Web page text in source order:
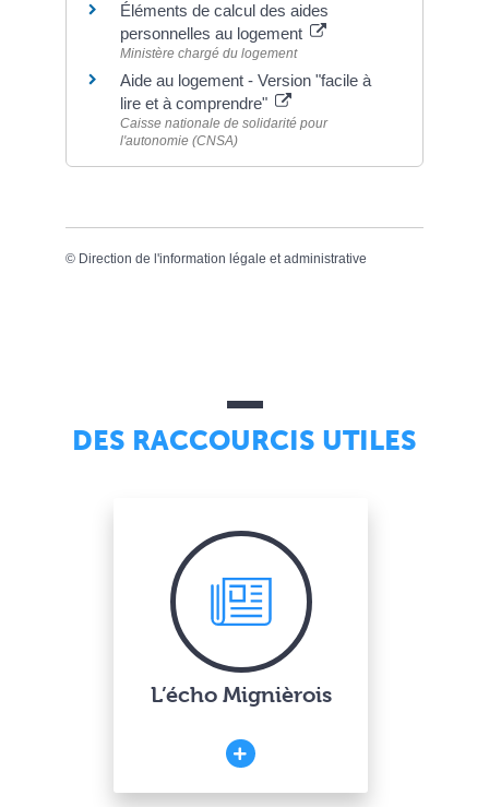
Éléments de calcul des aides
personnelles au logement
Ministère chargé du logement
Aide au logement - Version "facile à
lire et à comprendre"
Caisse nationale de solidarité pour
l'autonomie (CNSA)
© Direction de l'information légale et administrative
DES RACCOURCIS UTILES
L’écho Mignièrois